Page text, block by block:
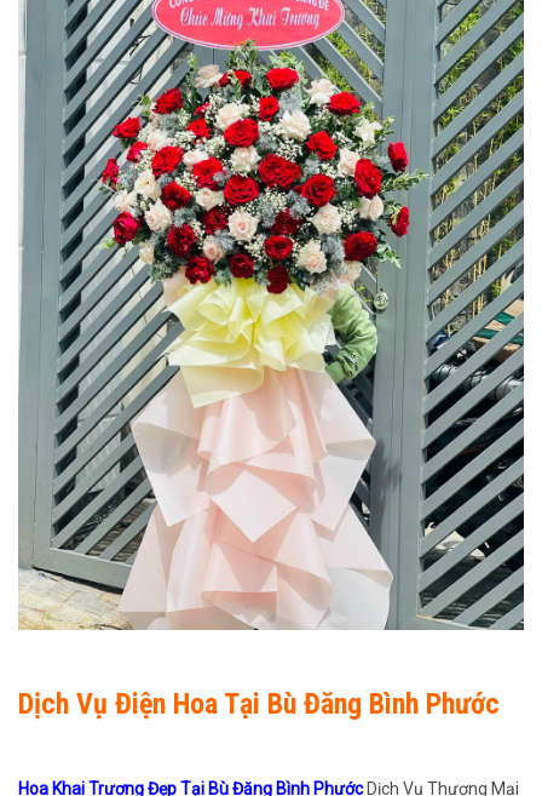
Dịch Vụ Điện Hoa Tại Bù Đăng Bình Phước
Hoa Khai Trương Đẹp Tại Bù Đăng Bình Phước Dịch Vụ Thương Mại